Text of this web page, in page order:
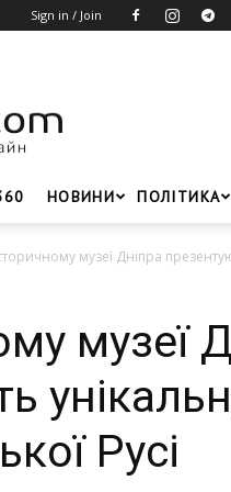
Sign in / Join
НОВИНИ ПОЛІТИКА
музеї Дніпра
музеї
Русі